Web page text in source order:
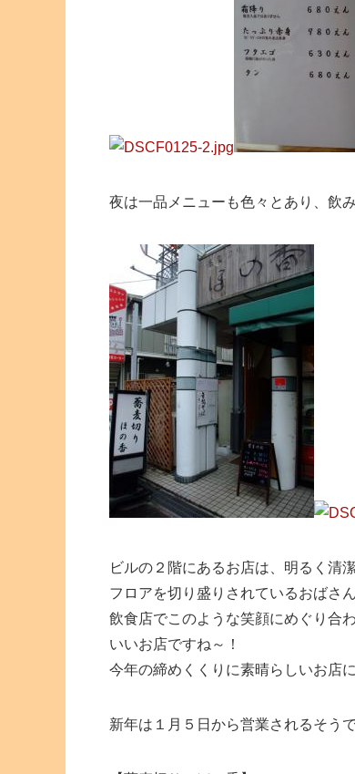
夜は一品メニューも色々とあり、飲
ビルの２階にあるお店は、明るく清
フロアを切り盛りされているおばさ
飲食店でこのような笑顔にめぐり合
いいお店ですね～！
今年の締めくくりに素晴らしいお店
新年は１月５日から営業されるそうで